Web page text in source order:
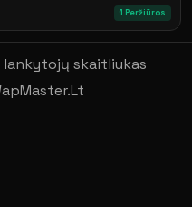
1 Peržiūros